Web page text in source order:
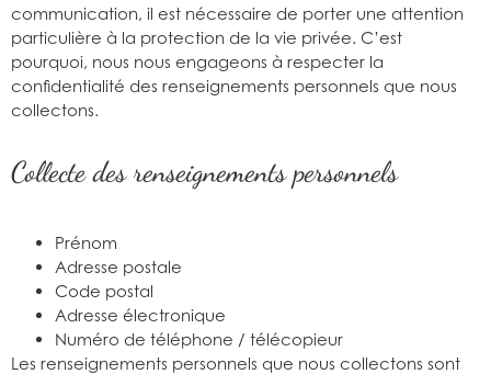
communication, il est nécessaire de porter une attention
particulière à la protection de la vie privée. C’est
pourquoi, nous nous engageons à respecter la
confidentialité des renseignements personnels que nous
collectons.
Collecte des renseignements personnels
Prénom
Adresse postale
Code postal
Adresse électronique
Numéro de téléphone / télécopieur
Les renseignements personnels que nous collectons sont